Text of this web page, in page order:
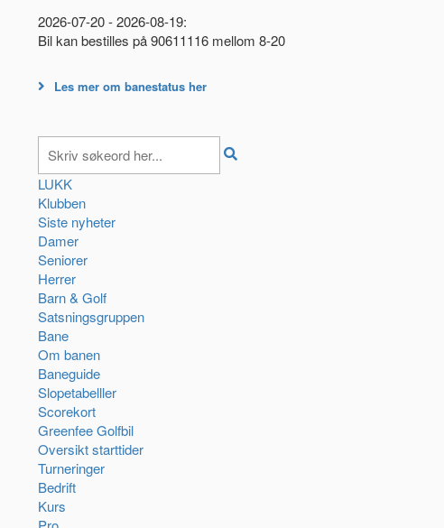
2026-07-20 - 2026-08-19:
Bil kan bestilles på 90611116 mellom 8-20
Les mer om banestatus her
LUKK
Klubben
Siste nyheter
Damer
Seniorer
Herrer
Barn & Golf
Satsningsgruppen
Bane
Om banen
Baneguide
Slopetabelller
Scorekort
Greenfee Golfbil
Oversikt starttider
Turneringer
Bedrift
Kurs